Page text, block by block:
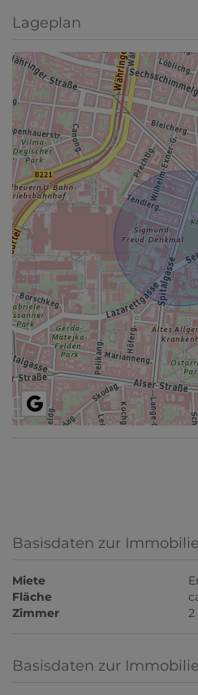
Lageplan
Basisdaten zur Immobilie
Miete
Fläche
Zimmer 2
Basisdaten zur Immobilie